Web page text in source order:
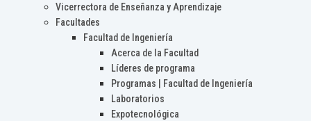
Vicerrectora de Enseñanza y Aprendizaje
Facultades
Facultad de Ingeniería
Acerca de la Facultad
Líderes de programa
Programas | Facultad de Ingeniería
Laboratorios
Expotecnológica